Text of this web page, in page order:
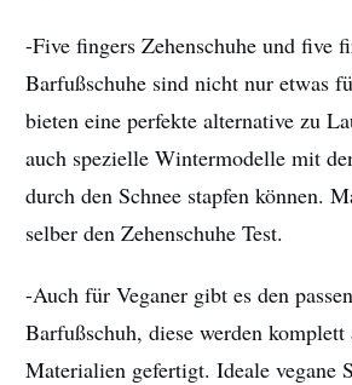
-Five fingers Zehenschuhe und five
Barfußschuhe sind nicht nur etwas
bieten eine perfekte alternative zu
auch spezielle Wintermodelle mit
durch den Schnee stapfen können.
selber den Zehenschuhe Test.
-Auch für Veganer gibt es den
Barfußschuh, diese werden komplett
Materialien gefertigt. Ideale vegane